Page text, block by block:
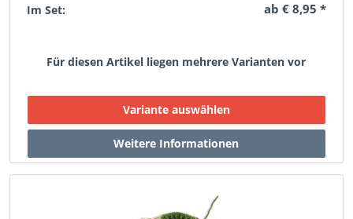
Im Set: ab € 8,95 *
Für diesen Artikel liegen mehrere Varianten vor